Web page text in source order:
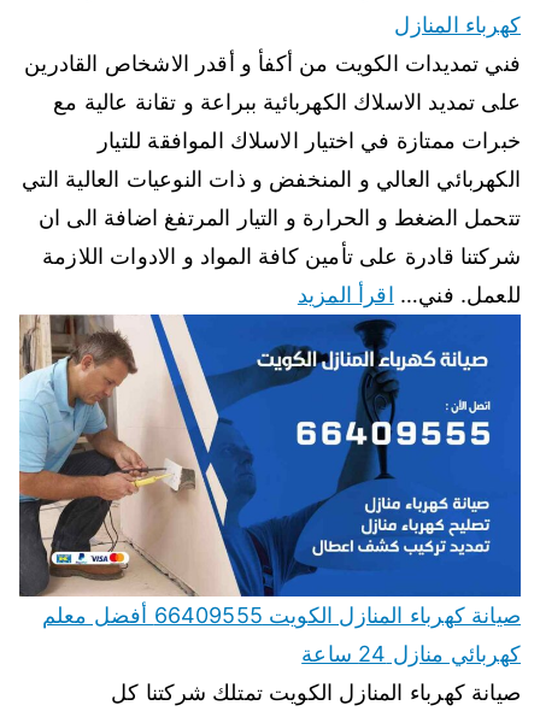
كهرباء المنازل
فني تمديدات الكويت من أكفأ و أقدر الاشخاص القادرين
على تمديد الاسلاك الكهربائية ببراعة و تقانة عالية مع
خبرات ممتازة في اختيار الاسلاك الموافقة للتيار
الكهربائي العالي و المنخفض و ذات النوعيات العالية التي
تتحمل الضغط و الحرارة و التيار المرتفغ اضافة الى ان
شركتنا قادرة على تأمين كافة المواد و الادوات اللازمة
للعمل. فني… اقرأ المزيد
صيانة كهرباء المنازل الكويت 66409555 أفضل معلم
كهربائي منازل 24 ساعة
صيانة كهرباء المنازل الكويت تمتلك شركتنا كل